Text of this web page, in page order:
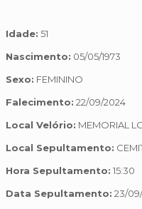
Idade: 51
Nascimento: 05/05/1973
Sexo: FEMININO
Falecimento: 22/09/2024
Local Velório: MEMORIAL
Local Sepultamento:
Hora Sepultamento: 15:30
Data Sepultamento: 23/